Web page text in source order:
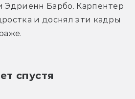
Эдриенн Барбо. Карпентер
и доснял эти кадры
спустя